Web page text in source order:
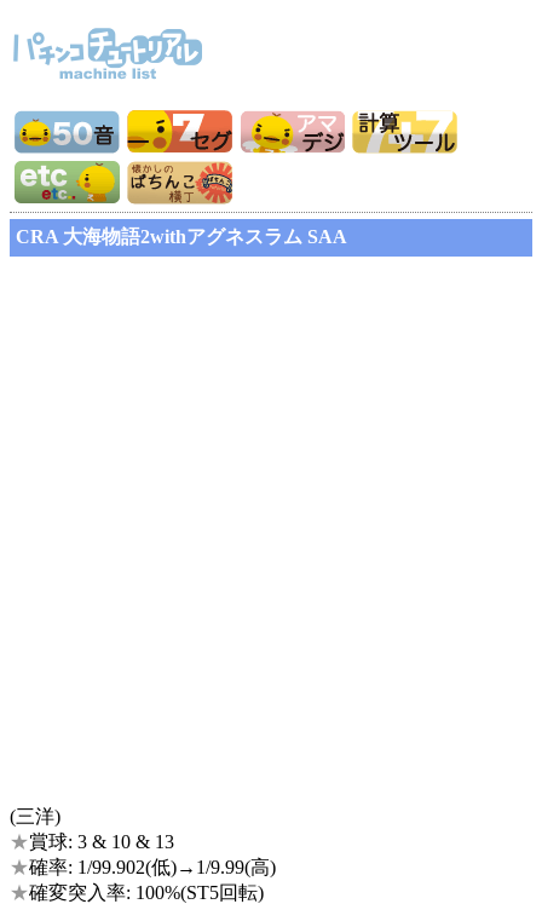
CRA 大海物語2withアグネスラム SAA
(三洋)
★賞球: 3 & 10 & 13
★確率: 1/99.902(低)→1/9.99(高)
★確変突入率: 100%(ST5回転)